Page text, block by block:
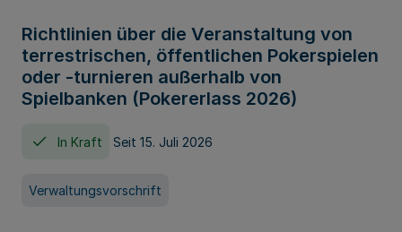
Richtlinien über die Veranstaltung von
terrestrischen, öffentlichen Pokerspielen
oder -turnieren außerhalb von
Spielbanken (Pokererlass 2026)
In Kraft Seit 15. Juli 2026
Verwaltungsvorschrift